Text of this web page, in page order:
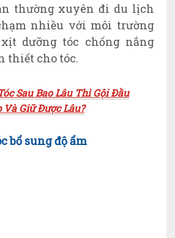
thường xuyên đi du lịch
nhiều với môi trường
dưỡng tóc chống nắng
thiết cho tóc.
Sau Bao Lâu Thì Gội Đầu
Và Giữ Được Lâu?
bổ sung độ ẩm